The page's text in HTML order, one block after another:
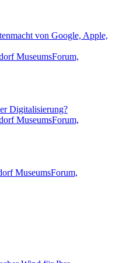
von Google, Apple,
MuseumsForum,
Digitalisierung?
MuseumsForum,
MuseumsForum,